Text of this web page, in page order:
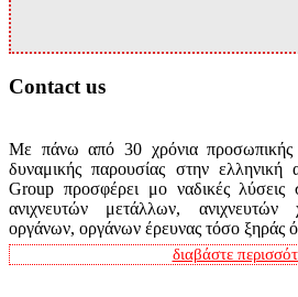
Contact us
Με πάνω από 30 χρόνια προσωπικής
δυναμικής παρουσίας στην ελληνική
Group προσφέρει μο ναδικές λύσεις
ανιχνευτών μετάλλων, ανιχνευτών
οργάνων, οργάνων έρευνας τόσο ξηράς
διαβάστε